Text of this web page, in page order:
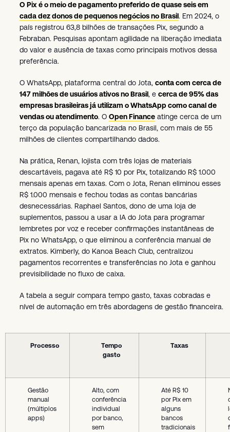
O Pix é o meio de pagamento preferido de quase seis em
cada dez donos de pequenos negócios no Brasil. Em 2024, o
país registrou 63,8 bilhões de transações Pix, segundo a
Febraban. Pesquisas apontam agilidade na liberação imediata
do valor e ausência de taxas como principais motivos dessa
preferência.
O WhatsApp, plataforma central do Jota, conta com cerca de
147 milhões de usuários ativos no Brasil, e cerca de 95% das
empresas brasileiras já utilizam o WhatsApp como canal de
vendas ou atendimento. O Open Finance atinge cerca de um
terço da população bancarizada no Brasil, com mais de 55
milhões de clientes compartilhando dados.
Na prática, Renan, lojista com três lojas de materiais
descartáveis, pagava até R$ 10 por Pix, totalizando R$ 1.000
mensais apenas em taxas. Com o Jota, Renan eliminou esses
R$ 1.000 mensais e fechou todas as contas bancárias
desnecessárias. Raphael Santos, dono de uma loja de
suplementos, passou a usar a IA do Jota para programar
lembretes por voz e receber confirmações instantâneas de
Pix no WhatsApp, o que eliminou a conferência manual de
extratos. Kimberly, do Kanoa Beach Club, centralizou
pagamentos recorrentes e transferências no Jota e ganhou
previsibilidade no fluxo de caixa.
A tabela a seguir compara tempo gasto, taxas cobradas e
nível de automação em três abordagens de gestão financeira.
Processo
Tempo
gasto
Taxas
Gestão
manual
(múltiplos
apps)
Alto, com
conferência
individual
por banco,
sem
Até R$ 10
por Pix em
alguns
bancos
tradicionais